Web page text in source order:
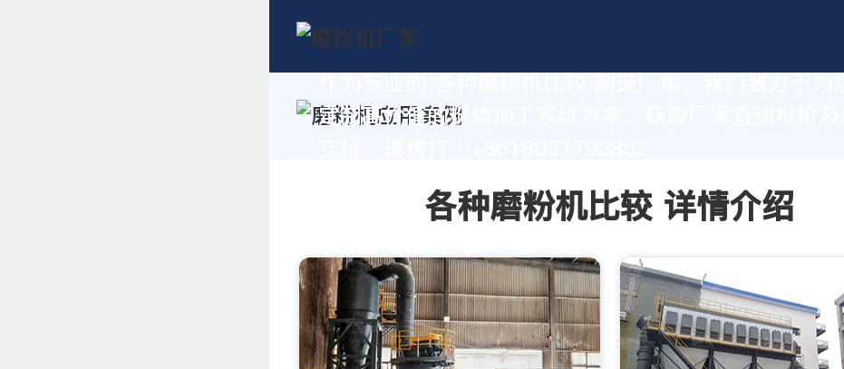
定制高价值的粉体加工系统方案。获取厂家直销报价及
各种磨粉机比较 详情介绍